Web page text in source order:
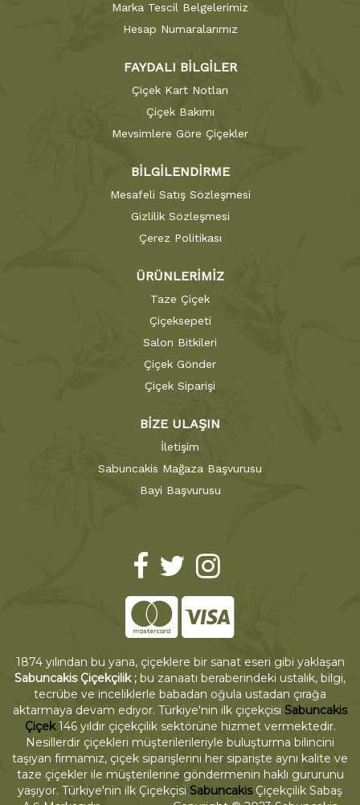
Marka Tescil Belgelerimiz
Hesap Numaralarımız
FAYDALI BİLGİLER
Çiçek Kart Notları
Çiçek Bakımı
Mevsimlere Göre Çiçekler
BİLGİLENDİRME
Mesafeli Satış Sözleşmesi
Gizlilik Sözleşmesi
Çerez Politikası
ÜRÜNLERİMİZ
Taze Çiçek
Çiçeksepeti
Salon Bitkileri
Çiçek Gönder
Çiçek Siparişi
BİZE ULAŞIN
İletişim
Sabuncakis Mağaza Başvurusu
Bayi Başvurusu
1874 yılından bu yana, çiçeklere bir sanat eseri gibi yaklaşan
Sabuncakis Çiçekçilik ; bu zanaatı beraberindeki ustalık, bilgi,
tecrübe ve inceliklerle babadan oğula ustadan çırağa
aktarmaya devam ediyor. Türkiye'nin ilk çiçekçisi Sabuncakis
Çiçek146 yıldır çiçekçilik sektörüne hizmet vermektedir.
Nesillerdir çiçekleri müşterilerileriyle buluşturma bilincini
taşıyan firmamız, çiçek siparişlerini her siparişte aynı kalite ve
taze çiçekler ile müşterilerine göndermenin haklı gururunu
yaşıyor. Türkiye'nin ilk Çiçekçisi SabuncakisÇiçekçilik Sabaş